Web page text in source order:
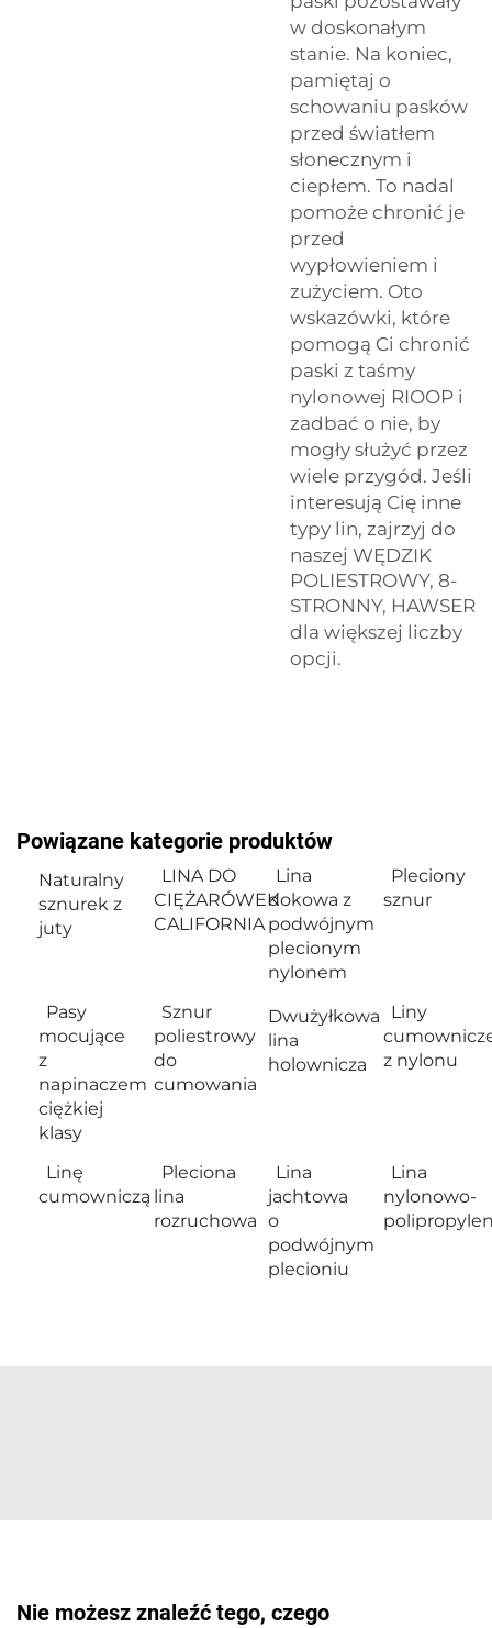
w doskonałym
stanie. Na koniec,
pamiętaj o
schowaniu pasków
przed światłem
słonecznym i
ciepłem. To nadal
pomoże chronić je
przed
wypłowieniem i
zużyciem. Oto
wskazówki, które
pomogą Ci chronić
paski z taśmy
nylonowej RIOOP i
zadbać o nie, by
mogły służyć przez
wiele przygód. Jeśli
interesują Cię inne
typy lin, zajrzyj do
naszej WĘDZIK
POLIESTROWY, 8-
STRONNY, HAWSER
dla większej liczby
opcji.
Powiązane kategorie produktów
Naturalny
sznurek z
juty
LINA DO
CIĘŻARÓWEK
CALIFORNIA
Lina
dokowa z
podwójnym
plecionym
nylonem
Pleciony
sznur
Pasy
mocujące
z
napinaczem
ciężkiej
klasy
Sznur
poliestrowy
do
cumowania
Dwużyłkowa
lina
holownicza
Liny
z nylonu
Linę
cumowniczą
Pleciona
lina
rozruchowa
Lina
jachtowa
o
podwójnym
plecioniu
Lina
nylonowo-
Nie możesz znaleźć tego, czego